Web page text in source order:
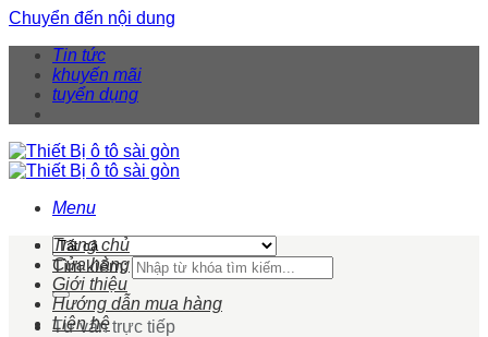
Chuyển đến nội dung
Tin tức
khuyến mãi
tuyển dụng
Menu
Tìm kiếm:
Tư vấn trực tiếp
Trang chủ
Cửa hàng
Giới thiệu
Hướng dẫn mua hàng
Liên hệ